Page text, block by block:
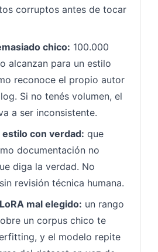
corruptos antes de tocar
chico: 100.000
alcanzan para un estilo
reconoce el propio autor
Si no tenés volumen, el
a ser inconsistente.
con verdad: que
documentación no
diga la verdad. No
revisión técnica humana.
mal elegido: un rango
un corpus chico te
y el modelo repite